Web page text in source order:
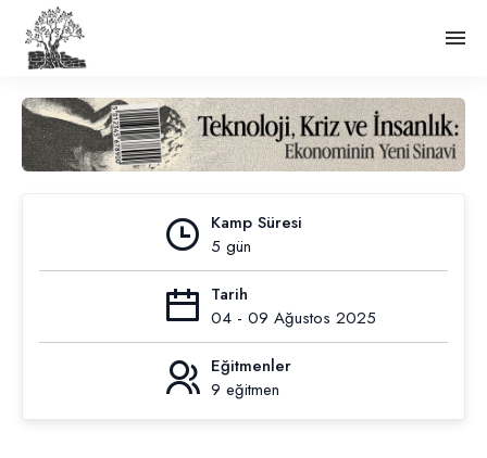
Kamp Süresi
5 gün
Tarih
04 - 09 Ağustos 2025
Eğitmenler
9 eğitmen